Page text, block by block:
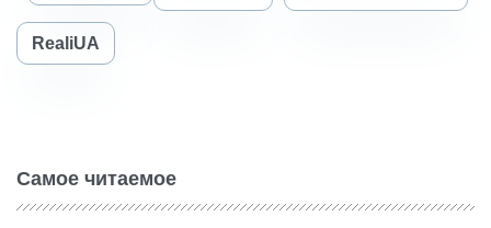
RealiUA
Самое читаемое